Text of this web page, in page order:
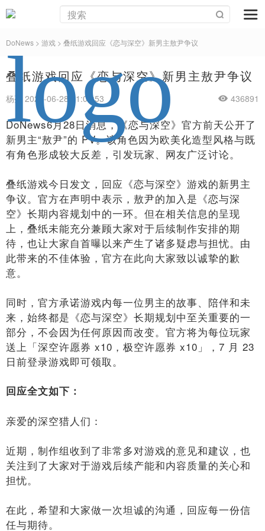
DoNews > 游戏 > 叠纸游戏回应《恋与深空》新男主敖尹争议
叠纸游戏回应《恋与深空》新男主敖尹争议
杨亮 2026-06-28 21:02:53 436891
DoNews6月28日消息，《恋与深空》官方前天公开了
新男主“敖尹”的 PV。该角色因为欧美化造型风格与既
有角色形成较大反差，引发玩家、网友广泛讨论。
叠纸游戏今日发文，回应《恋与深空》游戏的新男主
争议。官方在声明中表示，敖尹的加入是《恋与深
空》长期内容规划中的一环。但在相关信息的呈现
上，叠纸未能充分兼顾大家对于后续制作安排的期
待，也让大家自首曝以来产生了诸多疑虑与担忧。由
此带来的不佳体验，官方在此向大家致以诚挚的歉
意。
同时，官方承诺游戏内每一位男主的故事、陪伴和未
来，始终都是《恋与深空》长期规划中至关重要的一
部分，不会因为任何原因而改变。官方将为每位玩家
送上「深空许愿券 x10，极空许愿券 x10」，7 月 23
日前登录游戏即可领取。
回应全文如下：
亲爱的深空猎人们：
近期，制作组收到了非常多对游戏的意见和建议，也
关注到了大家对于游戏后续产能和内容质量的关心和
担忧。
在此，希望和大家做一次坦诚的沟通，回应每一份信
任与期待。